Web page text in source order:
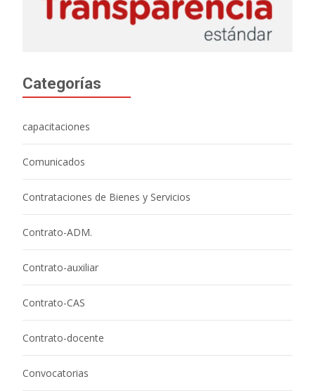
Categorías
capacitaciones
Comunicados
Contrataciones de Bienes y Servicios
Contrato-ADM.
Contrato-auxiliar
Contrato-CAS
Contrato-docente
Convocatorias